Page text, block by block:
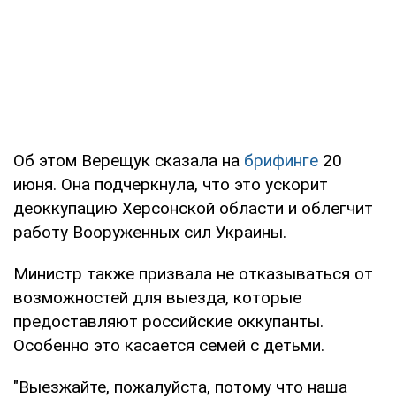
Об этом Верещук сказала на брифинге 20
июня. Она подчеркнула, что это ускорит
деоккупацию Херсонской области и облегчит
работу Вооруженных сил Украины.
Министр также призвала не отказываться от
возможностей для выезда, которые
предоставляют российские оккупанты.
Особенно это касается семей с детьми.
"Выезжайте, пожалуйста, потому что наша